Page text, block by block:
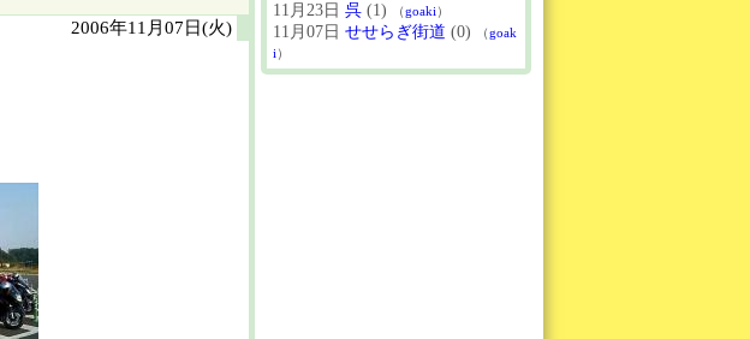
2006年11月07日(火)
11月23日 呉 (1) （goaki ）
11月07日 せせらぎ街道 (0) （goak
i ）